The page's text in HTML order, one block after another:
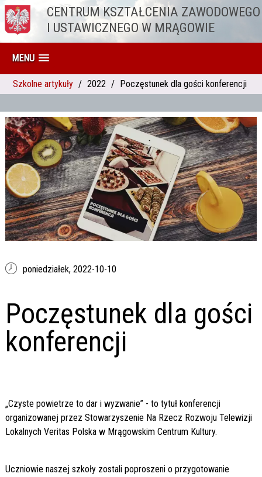
Przejdź do treściCENTRUM KSZTAŁCENIA ZAWODOWEGO
I USTAWICZNEGO W MRĄGOWIE
MENU
Szkolne artykuły 2022 Poczęstunek dla gości konferencji
poniedziałek, 2022-10-10
Poczęstunek dla gości
konferencji
„Czyste powietrze to dar i wyzwanie” - to tytuł konferencji
organizowanej przez Stowarzyszenie Na Rzecz Rozwoju Telewizji
Lokalnych Veritas Polska w Mrągowskim Centrum Kultury.
Uczniowie naszej szkoły zostali poproszeni o przygotowanie